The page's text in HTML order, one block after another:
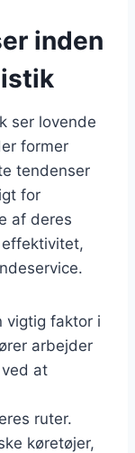
inden
ser lovende
former
tendenser
for
af deres
vigtig faktor i
arbejder
at
ruter.
køretøjer,